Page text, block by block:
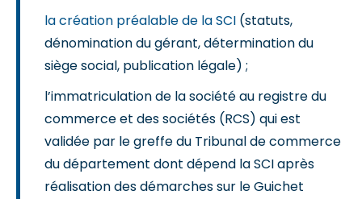
la création préalable de la SCI (statuts,
dénomination du gérant, détermination du
siège social, publication légale) ;
l’immatriculation de la société au registre du
commerce et des sociétés (RCS) qui est
validée par le greffe du Tribunal de commerce
du département dont dépend la SCI après
réalisation des démarches sur le Guichet